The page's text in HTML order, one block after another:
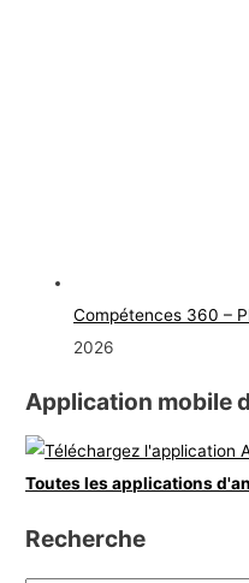
Compétences 360 –
2026
Application mobile
Toutes les applications
Recherche